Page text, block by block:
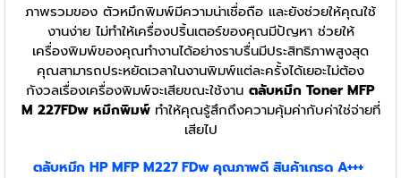
ภาพรวมของ ตัวหมึกพิมพ์มีความน่าเชื่อถือ และยังช่วยให้คุณใช้
งานง่าย ไม่ทำให้เครื่องปริ้นเตอร์ของคุณมีปัญหา ช่วยให้
เครื่องพิมพ์ของคุณทำงานได้อย่างราบรื่นมีประสิทธิภาพสูงสุด
คุณสามารถประหยัดเวลาในงานพิมพ์แต่ละครั้งได้เยอะไม่ต้อง
กังวลเรื่องเครื่องพิมพ์จะเสียขณะใช้งาน ตลับหมึก Toner MFP
M 227FDw หมึกพิมพ์ ทำให้คุณรู้สึกถึงความคุ้มค่ากับค่าใช่จ่ายที่
เสียไป
ตลับหมึก HP MFP M227 FDwคุณภาพดี สินค้าเกรด A+++